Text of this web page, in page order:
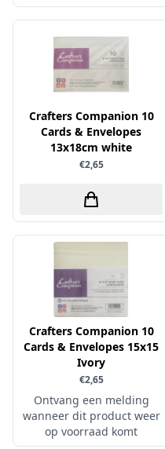
Stitch & Do
Te Gekke Krijtjes
Trowback
Canvas
Die Cuts
Finger Wax
Pan Pastel
Potloden
Workshop
Florence
Gemini
Graphic 45
Hobby Art
Hobbydots
HobbyFun
Hobbyjournaal
Hobbyzine
Jalekro
Jeanines Art
JeJe
Joy & Noor
Juffrouw Muis
Lapland knipvel
Lavinia
Lemon Craft
Lisa Horton - Crafts
pasta
penselen
rijstpapier
Rubber stempels
schudmateriaal
Scrappapier
Shiny details
Stickers
Tekst, letters & cijfers
Tools
Washi - tape
Crafters Companion 10
Cards & Envelopes
13x18cm white
€2,65
Crafters Companion 10
Cards & Envelopes 15x15
Ivory
€2,65
Ontvang een melding
wanneer dit product weer
op voorraad komt